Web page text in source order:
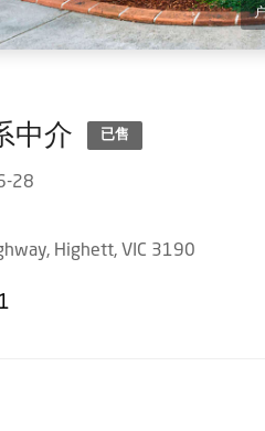
中介 已售
28
Highett, VIC 3190
1